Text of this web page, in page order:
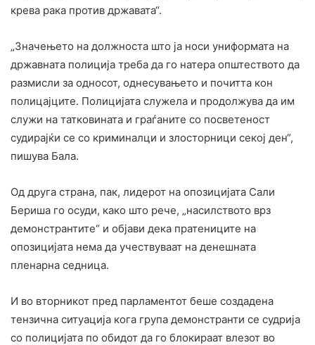
крева рака против државата“.
„Значењето на должноста што ја носи униформата на
државната полиција треба да го натера општеството да
размисли за односот, однесувањето и почитта кон
полицајците. Полицијата служела и продолжува да им
служи на татковината и граѓаните со посветеност
судирајќи се со криминалци и злосторници секој ден“,
пишува Бала.
Од друга страна, пак, лидерот на опозицијата Сали
Бериша го осуди, како што рече, „насилството врз
демонстрантите“ и објави дека пратениците на
опозицијата нема да учествуваат на денешната
пленарна седница.
И во вторникот пред парламентот беше создадена
тензична ситуација кога група демонстранти се судрија
со полицијата по обидот да го блокираат влезот во